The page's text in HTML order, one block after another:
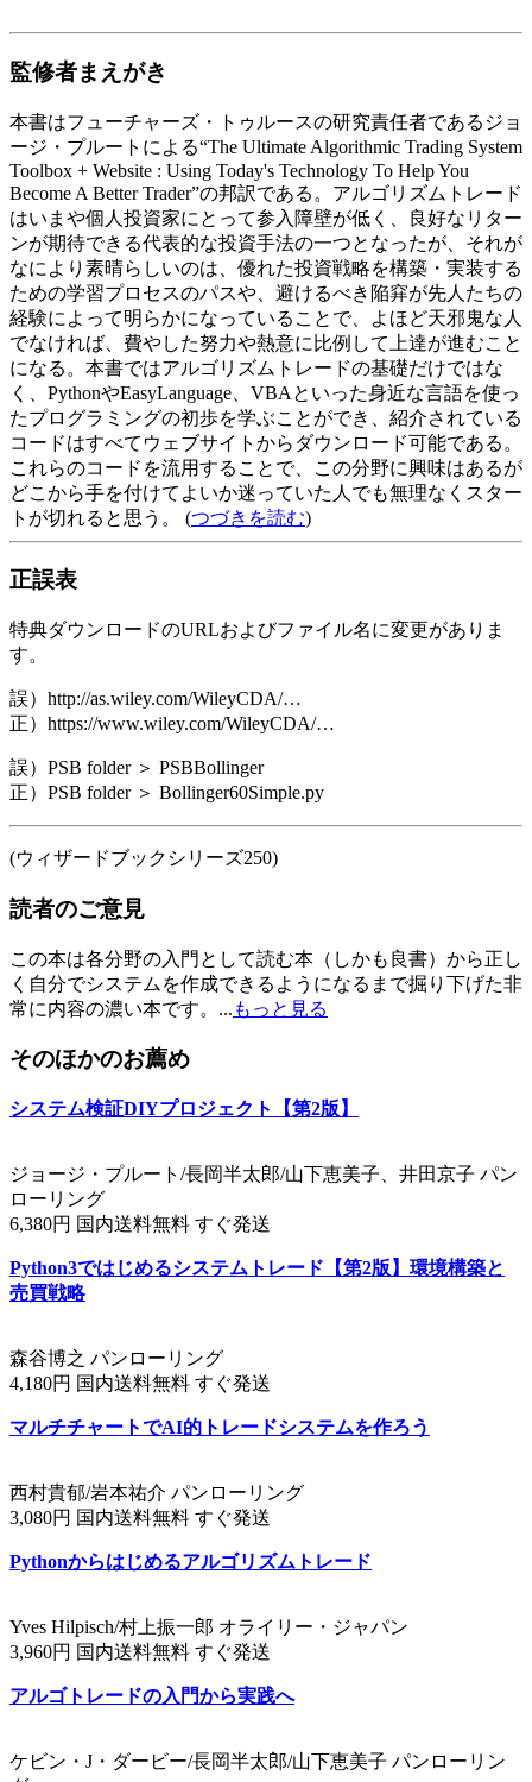
監修者まえがき
本書はフューチャーズ・トゥルースの研究責任者であるジョ
ージ・プルートによる“The Ultimate Algorithmic Trading System
Toolbox + Website : Using Today's Technology To Help You
Become A Better Trader”の邦訳である。アルゴリズムトレード
はいまや個人投資家にとって参入障壁が低く、良好なリター
ンが期待できる代表的な投資手法の一つとなったが、それが
なにより素晴らしいのは、優れた投資戦略を構築・実装する
ための学習プロセスのパスや、避けるべき陥穽が先人たちの
経験によって明らかになっていることで、よほど天邪鬼な人
でなければ、費やした努力や熱意に比例して上達が進むこと
になる。本書ではアルゴリズムトレードの基礎だけではな
く、PythonやEasyLanguage、VBAといった身近な言語を使っ
たプログラミングの初歩を学ぶことができ、紹介されている
コードはすべてウェブサイトからダウンロード可能である。
これらのコードを流用することで、この分野に興味はあるが
どこから手を付けてよいか迷っていた人でも無理なくスター
トが切れると思う。 (つづきを読む)
正誤表
特典ダウンロードのURLおよびファイル名に変更がありま
す。
誤）http://as.wiley.com/WileyCDA/…
正）https://www.wiley.com/WileyCDA/…
誤）PSB folder ＞ PSBBollinger
正）PSB folder ＞ Bollinger60Simple.py
(ウィザードブックシリーズ250)
読者のご意見
この本は各分野の入門として読む本（しかも良書）から正し
く自分でシステムを作成できるようになるまで掘り下げた非
常に内容の濃い本です。... もっと見る
そのほかのお薦め
システム検証DIYプロジェクト【第2版】
ジョージ・プルート/長岡半太郎/山下恵美子、井田京子 パン
ローリング
6,380円 国内送料無料 すぐ発送
Python3ではじめるシステムトレード【第2版】環境構築と
売買戦略
森谷博之 パンローリング
4,180円 国内送料無料 すぐ発送
マルチチャートでAI的トレードシステムを作ろう
西村貴郁/岩本祐介 パンローリング
3,080円 国内送料無料 すぐ発送
Pythonからはじめるアルゴリズムトレード
Yves Hilpisch/村上振一郎 オライリー・ジャパン
3,960円 国内送料無料 すぐ発送
アルゴトレードの入門から実践へ
ケビン・J・ダービー/長岡半太郎/山下恵美子 パンローリン